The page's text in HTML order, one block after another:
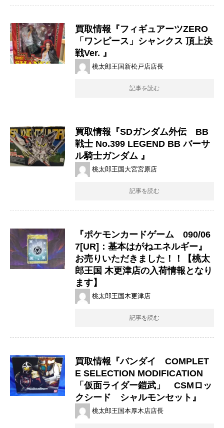
買取情報『フィギュアーツZERO
「ワンピース」シャンクス ​頂上決
戦Ver. ​』
桃太郎王国新松戸店店長
記事を読む
買取情報『SDガンダム外伝 BB
戦士 ​No.399 ​LEGEND ​BB ​バーサ
ル騎士ガンダム ​』
桃太郎王国大宮宮原店
記事を読む
『ポケモンカードゲーム 090/06
7[UR]：基本はがねエネルギー』
お売りいただきました！！【桃太
郎王国 木更津店の入荷情報となり
ます】
桃太郎王国木更津店
記事を読む
買取情報『バンダイ COMPLET
E SELECTION MODIFICATION
「仮面ライダー鎧武」 CSMロッ
クシード シャルモンセット』
桃太郎王国本厚木店店長